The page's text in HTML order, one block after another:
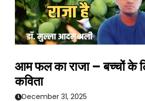
आम फल का राजा – बच्चों के
कविता
December 31, 2025